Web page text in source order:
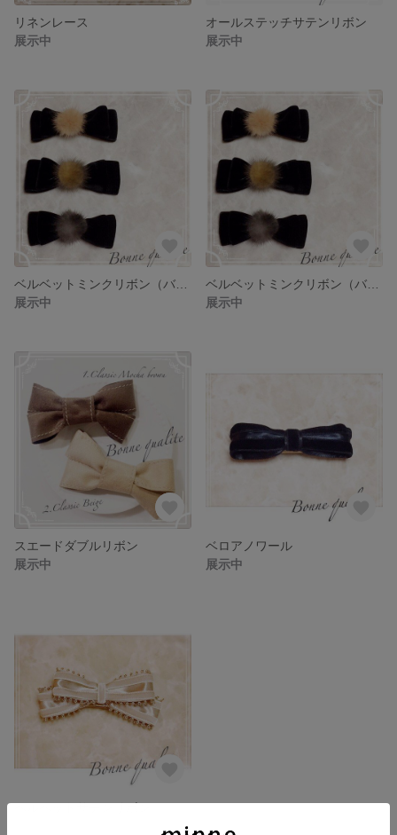
リネンレース
展示中
オールステッチサテンリボン
展示中
展示中
展示中
スエードダブルリボン
展示中
ベロアノワール
展示中
ベルベットサテンリボン